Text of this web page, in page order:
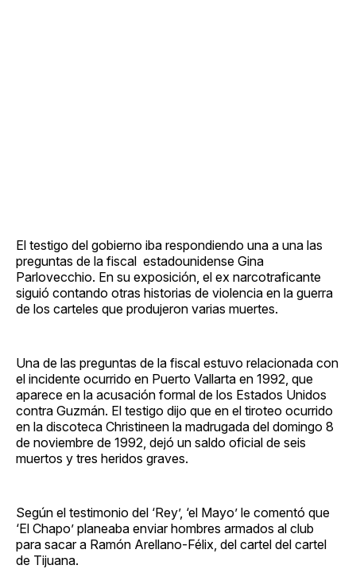
El testigo del gobierno iba respondiendo una a una las
preguntas de la fiscal estadounidense Gina
Parlovecchio. En su exposición, el ex narcotraficante
siguió contando otras historias de violencia en la guerra
de los carteles que produjeron varias muertes.
Una de las preguntas de la fiscal estuvo relacionada con
el incidente ocurrido en Puerto Vallarta en 1992, que
aparece en la acusación formal de los Estados Unidos
contra Guzmán. El testigo dijo que en el tiroteo ocurrido
en la discoteca Christineen la madrugada del domingo 8
de noviembre de 1992, dejó un saldo oficial de seis
muertos y tres heridos graves.
Según el testimonio del ‘Rey’, ‘el Mayo’ le comentó que
‘El Chapo’ planeaba enviar hombres armados al club
para sacar a Ramón Arellano-Félix, del cartel del cartel
de Tijuana.